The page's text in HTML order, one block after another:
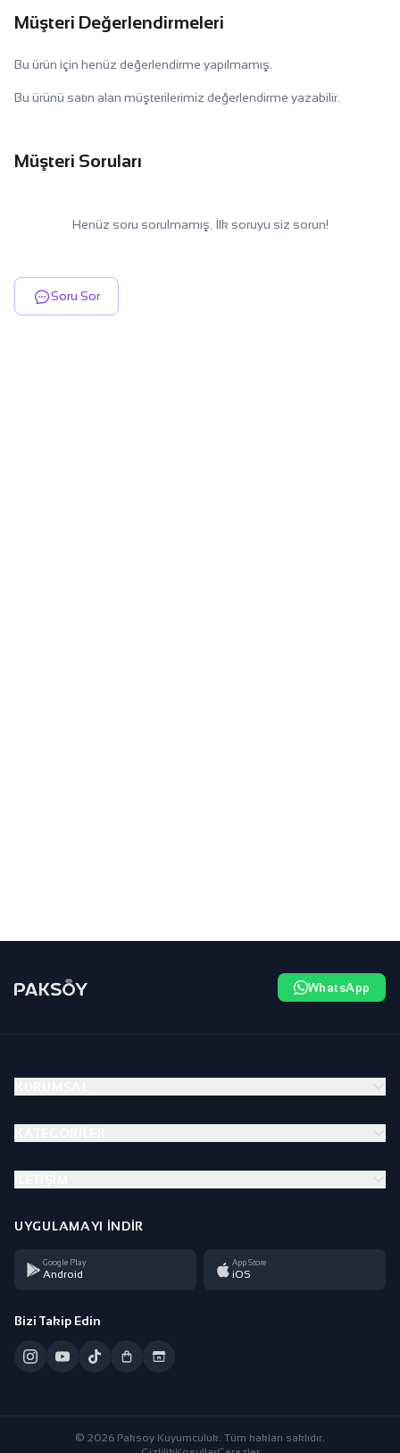
Müşteri Değerlendirmeleri
Bu ürün için henüz değerlendirme yapılmamış.
Bu ürünü satın alan müşterilerimiz değerlendirme yazabilir.
Müşteri Soruları
Henüz soru sorulmamış. İlk soruyu siz sorun!
Soru Sor
WhatsApp
UYGULAMAYI İNDIR
Google Play
Android
App Store
iOS
Bizi Takip Edin
© 2026 Paksoy Kuyumculuk. Tüm hakları saklıdır.